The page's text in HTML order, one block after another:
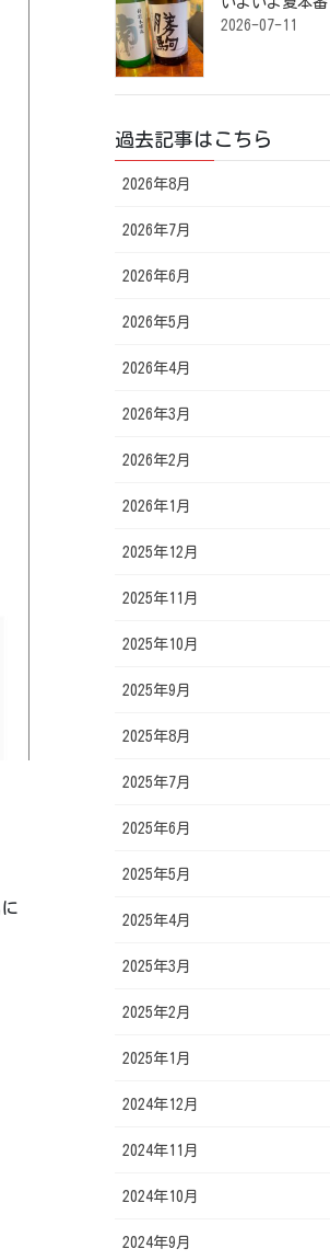
2026-07-11
過去記事はこちら
2026年8月
2026年7月
2026年6月
2026年5月
2026年4月
2026年3月
2026年2月
2026年1月
2025年12月
2025年11月
2025年10月
2025年9月
2025年8月
2025年7月
2025年6月
2025年5月
2025年4月
2025年3月
2025年2月
2025年1月
2024年12月
2024年11月
2024年10月
2024年9月